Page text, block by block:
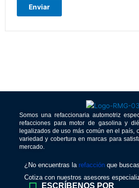
Somos una refaccionaria automotriz
refacciones para motor de gasolina y
legalizados de uso más común en el país,
variedad y cobertura en marcas para
mercado.
¿No encuentras la refacción que
Cotiza con nuestros asesores
ESCRÍBENOS POR